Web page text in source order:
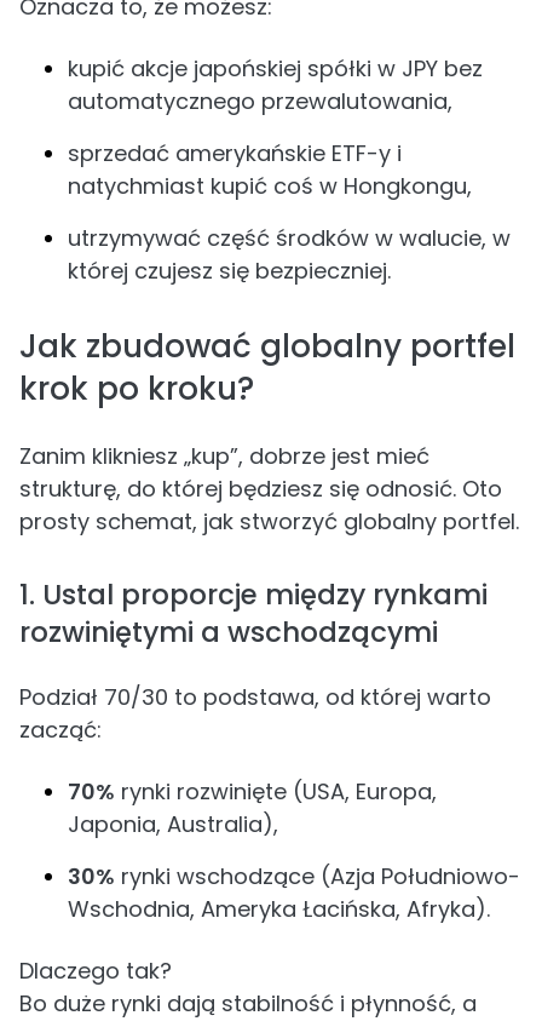
Oznacza to, że możesz:
kupić akcje japońskiej spółki w JPY bez
automatycznego przewalutowania,
sprzedać amerykańskie ETF-y i
natychmiast kupić coś w Hongkongu,
utrzymywać część środków w walucie, w
której czujesz się bezpieczniej.
Jak zbudować globalny portfel
krok po kroku?
Zanim klikniesz „kup”, dobrze jest mieć
strukturę, do której będziesz się odnosić. Oto
prosty schemat, jak stworzyć globalny portfel.
1. Ustal proporcje między rynkami
rozwiniętymi a wschodzącymi
Podział 70/30 to podstawa, od której warto
zacząć:
70% rynki rozwinięte (USA, Europa,
Japonia, Australia),
30% rynki wschodzące (Azja Południowo-
Wschodnia, Ameryka Łacińska, Afryka).
Dlaczego tak?
Bo duże rynki dają stabilność i płynność, a